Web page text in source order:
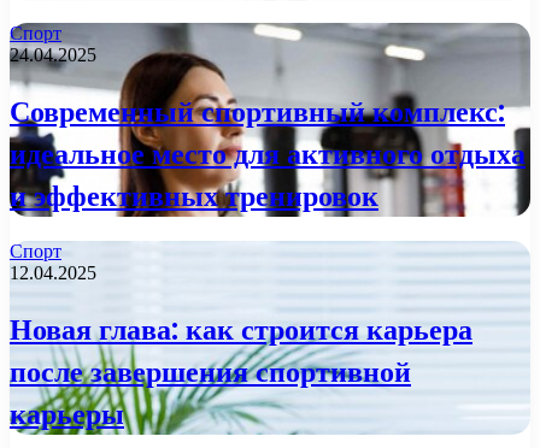
Спорт
24.04.2025
Современный спортивный комплекс:
идеальное место для активного отдыха
и эффективных тренировок
Спорт
12.04.2025
Новая глава: как строится карьера
после завершения спортивной
карьеры